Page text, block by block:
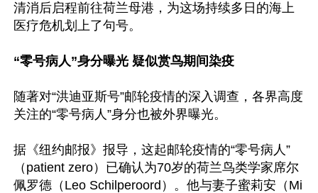
清消后启程前往荷兰母港，为这场持续多日的海上
医疗危机划上了句号。
“零号病人”身分曝光 疑似赏鸟期间染疫
随著对“洪迪亚斯号”邮轮疫情的深入调查，各界高度
关注的“零号病人”身分也被外界曝光。
据《纽约邮报》报导，这起邮轮疫情的“零号病人”
（patient zero）已确认为70岁的荷兰鸟类学家席尔
佩罗德（Leo Schilperoord）。他与妻子蜜莉安（Mi